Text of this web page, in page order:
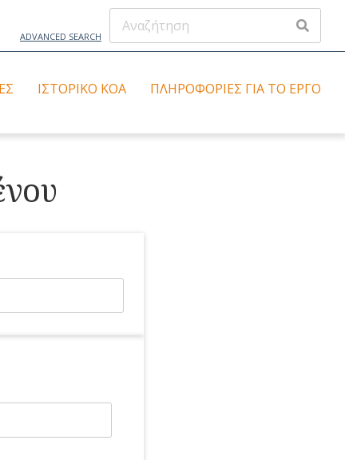
ADVANCED SEARCH
ΙΣΤΟΡΙΚΌ ΚΟΑ ΠΛΗΡΟΦΟΡΊΕΣ ΓΙΑ ΤΟ ΈΡΓΟ